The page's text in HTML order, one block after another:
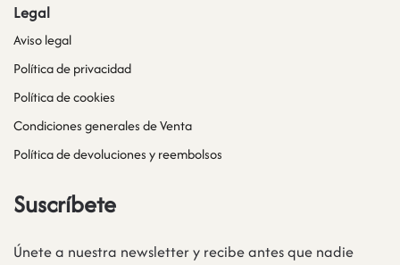
Legal
Aviso legal
Política de privacidad
Política de cookies
Condiciones generales de Venta
Política de devoluciones y reembolsos
Suscríbete
Únete a nuestra newsletter y recibe antes que nadie